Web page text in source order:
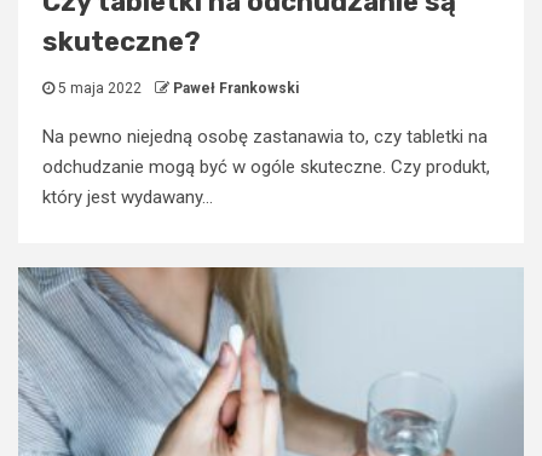
skuteczne?
5 maja 2022 Paweł Frankowski
Na pewno niejedną osobę zastanawia to, czy tabletki na
odchudzanie mogą być w ogóle skuteczne. Czy produkt,
który jest wydawany...